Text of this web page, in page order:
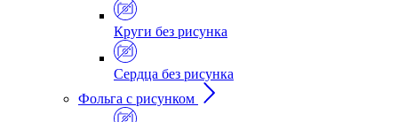
Круги без рисунка
Сердца без рисунка
Фольга с рисунком